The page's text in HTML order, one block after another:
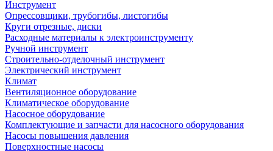
Инструмент
Опрессовщики, трубогибы, листогибы
Круги отрезные, диски
Расходные материалы к электроинструменту
Ручной инструмент
Строительно-отделочный инструмент
Электрический инструмент
Климат
Вентиляционное оборудование
Климатическое оборудование
Насосное оборудование
Комплектующие и запчасти для насосного оборудования
Насосы повышения давления
Поверхностные насосы